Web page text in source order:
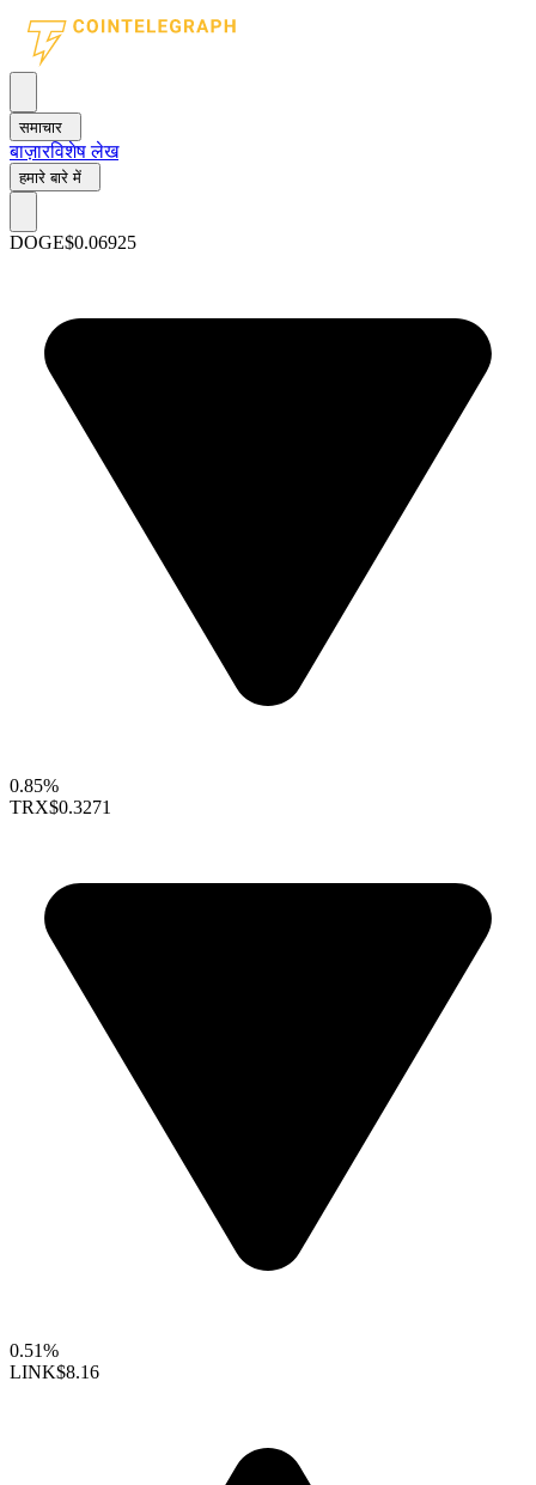
समाचार
बाज़ारविशेष लेख
हमारे बारे में
DOGE$0.06925
0.85%
TRX$0.3271
0.51%
LINK$8.16